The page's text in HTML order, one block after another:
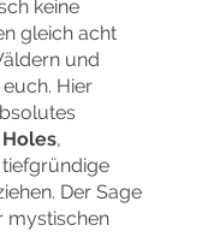
keine
gleich acht
und
Hier
,
Der Sage
mystischen